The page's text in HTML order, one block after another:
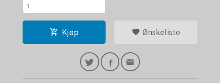
Kjøp Ønskeliste